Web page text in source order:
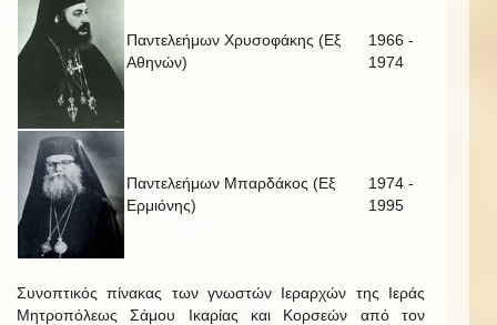
Παντελεήμων Χρυσοφάκης (Εξ
Αθηνών)
1966 -
1974
Παντελεήμων Μπαρδάκος (Εξ
Ερμιόνης)
1974 -
1995
Συνοπτικός πίνακας των γνωστών Ιεραρχών της Ιεράς
Μητροπόλεως Σάμου Ικαρίας και Κορσεών από τον